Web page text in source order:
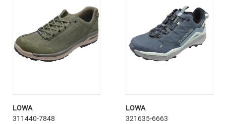
LOWA
311440-7848
LOWA
321635-6663